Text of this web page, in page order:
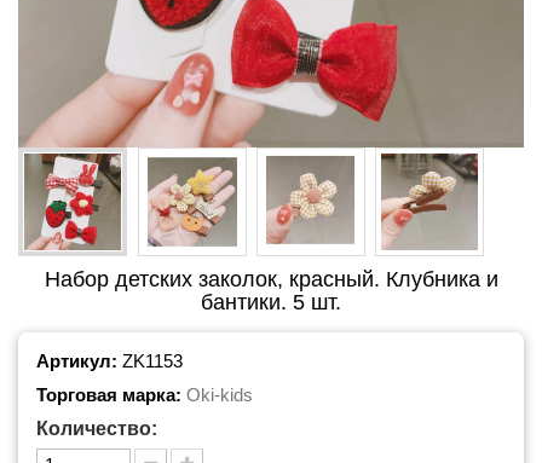
Набор детских заколок, красный. Клубника и
бантики. 5 шт.
Артикул: ZK1153
Торговая марка: Oki-kids
Количество: